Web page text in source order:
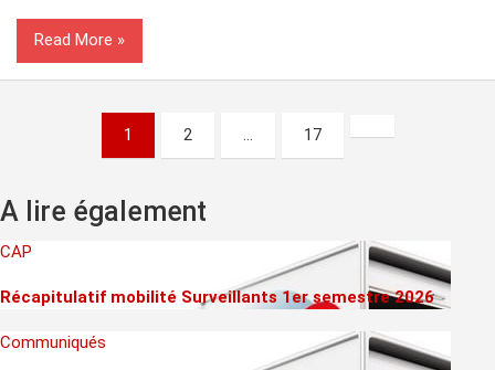
Read More
pagination
1 2 … 17
A lire également
CAP
Récapitulatif mobilité Surveillants 1er semestre 2026
Communiqués